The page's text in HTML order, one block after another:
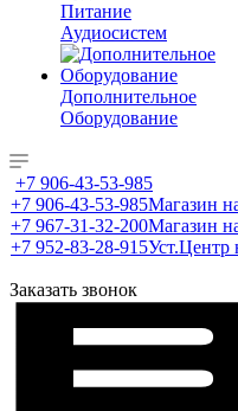
Питание
Аудиосистем
Дополнительное
Оборудование
+7 906-43-53-985
+7 906-43-53-985Магазин
+7 967-31-32-200Магазин
+7 952-83-28-915Уст.Центр
Заказать звонок